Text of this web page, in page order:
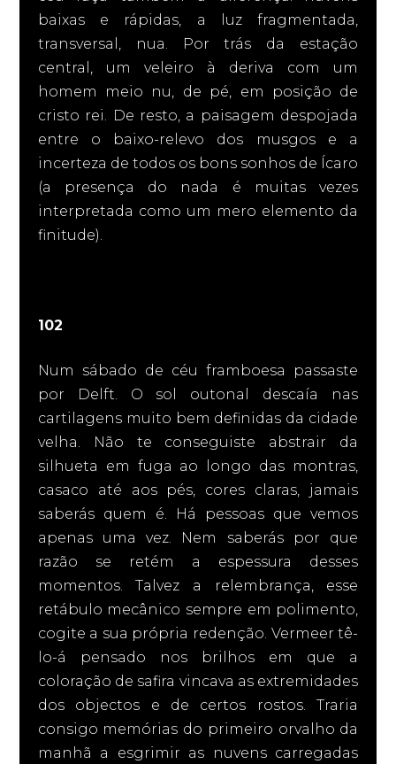
baixas e rápidas, a luz fragmentada,
transversal, nua. Por trás da estação
central, um veleiro à deriva com um
homem meio nu, de pé, em posição de
cristo rei. De resto, a paisagem despojada
entre o baixo-relevo dos musgos e a
incerteza de todos os bons sonhos de Ícaro
(a presença do nada é muitas vezes
interpretada como um mero elemento da
finitude).
102
Num sábado de céu framboesa passaste
por Delft. O sol outonal descaía nas
cartilagens muito bem definidas da cidade
velha. Não te conseguiste abstrair da
silhueta em fuga ao longo das montras,
casaco até aos pés, cores claras, jamais
saberás quem é. Há pessoas que vemos
apenas uma vez. Nem saberás por que
razão se retém a espessura desses
momentos. Talvez a relembrança, esse
retábulo mecânico sempre em polimento,
cogite a sua própria redenção. Vermeer tê-
lo-á pensado nos brilhos em que a
coloração de safira vincava as extremidades
dos objectos e de certos rostos. Traria
consigo memórias do primeiro orvalho da
manhã a esgrimir as nuvens carregadas